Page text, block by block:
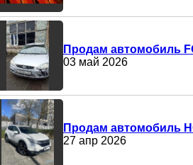
Продам автомобиль
03 май 2026
Продам автомобиль
27 апр 2026